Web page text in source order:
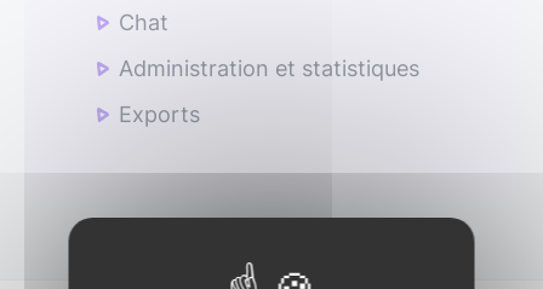
Chat
Administration et statistiques
Exports